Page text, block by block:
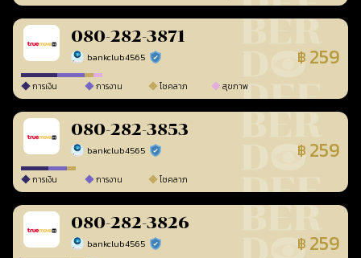
080-282-3871
bankclub4565 ร้านยืนยันแล้ว ฿ 259
การเงิน การงาน โชคลาภ สุขภาพ
080-282-3853
bankclub4565 ร้านยืนยันแล้ว ฿ 259
การเงิน การงาน โชคลาภ
080-282-3826
bankclub4565 ร้านยืนยันแล้ว ฿ 259